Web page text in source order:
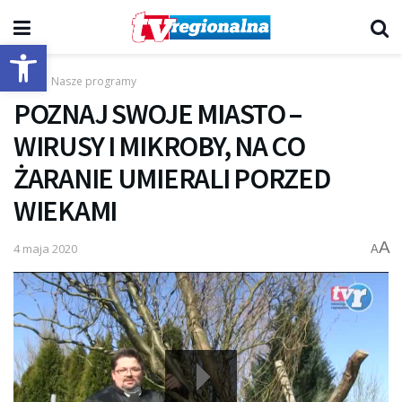
Otwórz pasek narzędzi
Start Nasze programy
POZNAJ SWOJE MIASTO –
WIRUSY I MIKROBY, NA CO
ŻARANIE UMIERALI PORZED
WIEKAMI
4 maja 2020 AA